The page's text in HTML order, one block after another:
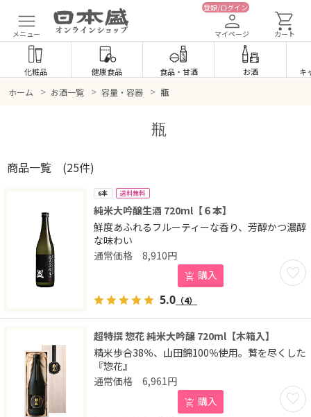
メニュー
登録/ログイン
マイページ カート
化粧品 健康食品 食品・ 甘酒 お酒 キ
ホーム > お酒一覧 > 容量・容器 > 瓶
瓶
商品一覧 (25件)
6本 送料無料
純米大吟醸生酒 720ml【６本】
鮮度あふれるフルーティーな香り、芳醇かつ濃醇
な味わい
お気
8,910円
購入
5.0 （4）
超特撰 惣花 純米大吟醸 720ml【木箱入】
精米歩合38％、山田錦100％使用。贅を尽くした
『惣花』
お気
6,961円
購入